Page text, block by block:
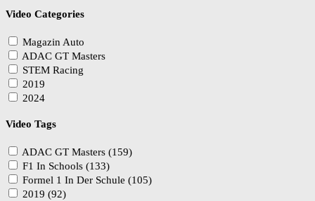
Video Categories
Magazin Auto
ADAC GT Masters
STEM Racing
2019
2024
Video Tags
ADAC GT Masters (159)
F1 In Schools (133)
Formel 1 In Der Schule (105)
2019 (92)